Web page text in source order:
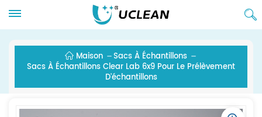
Maison
Sacs À Échantillons
Sacs À Échantillons Clear Lab 6x9 Pour Le Prélèvement
D'échantillons